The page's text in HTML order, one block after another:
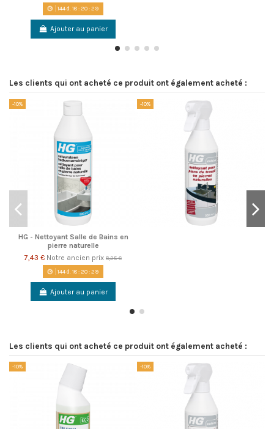
144d. 18:20:29
Ajouter au panier
Les clients qui ont acheté ce produit ont également acheté :
-10%
HG - Nettoyant Salle de Bains en
pierre naturelle
7,43 € Notre ancien prix 8,25 €
144d. 18:20:29
Ajouter au panier
-10%
Les clients qui ont acheté ce produit ont également acheté :
-10% -10%